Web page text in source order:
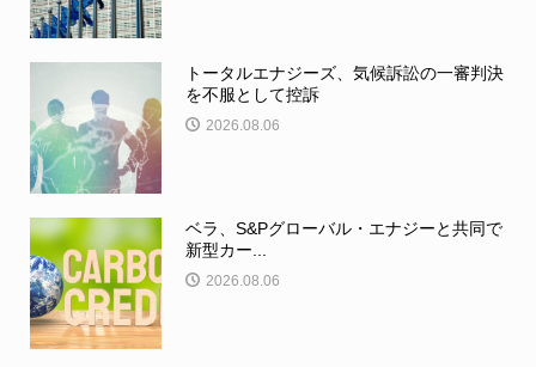
トータルエナジーズ、気候訴訟の一審判決
を不服として控訴
2026.08.06
ベラ、S&Pグローバル・エナジーと共同で
新型カー...
2026.08.06